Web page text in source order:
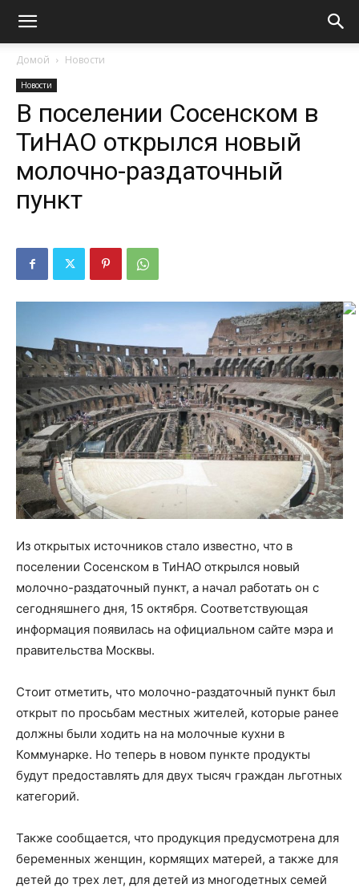
Домой Новости
Новости
В поселении Сосенском в
ТиНАО открылся новый
молочно-раздаточный
пункт
Из открытых источников стало известно, что в
поселении Сосенском в ТиНАО открылся новый
молочно-раздаточный пункт, а начал работать он с
сегодняшнего дня, 15 октября. Соответствующая
информация появилась на официальном сайте мэра и
правительства Москвы.
Стоит отметить, что молочно-раздаточный пункт был
открыт по просьбам местных жителей, которые ранее
должны были ходить на на молочные кухни в
Коммунарке. Но теперь в новом пункте продукты
будут предоставлять для двух тысяч граждан льготных
категорий.
Также сообщается, что продукция предусмотрена для
беременных женщин, кормящих матерей, а также для
детей до трех лет, для детей из многодетных семей